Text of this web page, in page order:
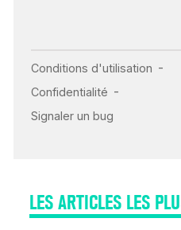
LES ARTICLES LES